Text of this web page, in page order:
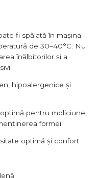
fi spălată în mașina
de 30–40°C. Nu
înălbitorilor și a
hipoalergenice și
pentru moliciune,
formei
optimă şi confort